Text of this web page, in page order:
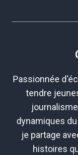
Passionnée
tendre
dynamiques
je partage
histoires